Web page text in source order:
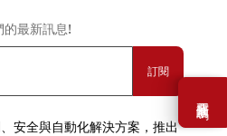
需要幫助嗎？
最新訊息!
訂閱
安全與自動化解決方案，推出